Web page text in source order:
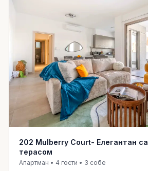
202 Mulberry Court- Елегантан
терасом
Апартман • 4 гости • 3 собе